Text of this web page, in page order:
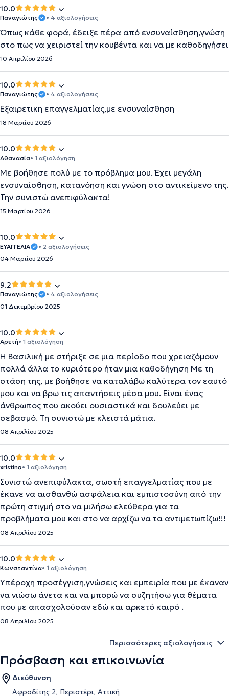
10.0
Παναγιώτης • 4 αξιολογήσεις
Όπως κάθε φορά, έδειξε πέρα από ενσυναίσθηση,γνώση
στο πως να χειριστεί την κουβέντα και να με καθοδηγήσει
10 Απριλίου 2026
10.0
Παναγιώτης • 4 αξιολογήσεις
Εξαιρετικη επαγγελματίας,με ενσυναίσθηση
18 Μαρτίου 2026
10.0
Αθανασία• 1 αξιολόγηση
Με βοήθησε πολύ με το πρόβλημα μου. Έχει μεγάλη
ενσυναίσθηση, κατανόηση και γνώση στο αντικείμενο της.
Την συνιστώ ανεπιφύλακτα!
15 Μαρτίου 2026
10.0
ΕΥΑΓΓΕΛΙΑ
• 2 αξιολογήσεις
04 Μαρτίου 2026
9.2
Παναγιώτης
• 4 αξιολογήσεις
01 Δεκεμβρίου 2025
10.0
Αρετή• 1 αξιολόγηση
Η Βασιλική με στήριξε σε μια περίοδο που χρειαζόμουν
πολλά άλλα το κυριότερο ήταν μια καθοδήγηση Με τη
στάση της, με βοήθησε να καταλάβω καλύτερα τον εαυτό
μου και να βρω τις απαντήσεις μέσα μου. Είναι ένας
άνθρωπος που ακούει ουσιαστικά και δουλεύει με
σεβασμό. Τη συνιστώ με κλειστά μάτια.
08 Απριλίου 2025
10.0
xristina• 1 αξιολόγηση
Συνιστώ ανεπιφύλακτα, σωστή επαγγελματίας που με
έκανε να αισθανθώ ασφάλεια και εμπιστοσύνη από την
πρώτη στιγμή στο να μιλήσω ελεύθερα για τα
προβλήματα μου και στο να αρχίζω να τα αντιμετωπίζω!!!
08 Απριλίου 2025
10.0
Κωνσταντίνα• 1 αξιολόγηση
Υπέροχη προσέγγιση,γνώσεις και εμπειρία που με έκαναν
να νιώσω άνετα και να μπορώ να συζητήσω για θέματα
που με απασχολούσαν εδώ και αρκετό καιρό .
08 Απριλίου 2025
Περισσότερες αξιολογήσεις
Πρόσβαση και επικοινωνία
Διεύθυνση
Αφροδίτης 2, Περιστέρι, Αττική